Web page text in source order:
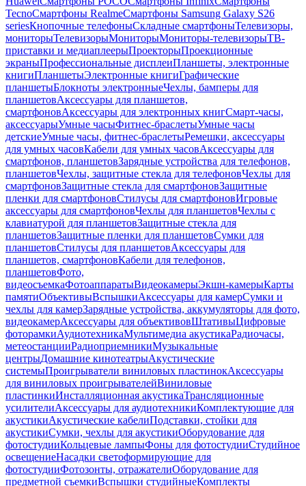
TecnoСмартфоны RealmeСмартфоны Samsung Galaxy S26
seriesКнопочные телефоныСкладные смартфоныТелевизоры,
мониторыТелевизорыМониторыМониторы-телевизорыТВ-
приставки и медиаплеерыПроекторыПроекционные
экраныПрофессиональные дисплеиПланшеты, электронные
книгиПланшетыЭлектронные книгиГрафические
планшетыБлокноты электронныеЧехлы, бамперы для
планшетовАксессуары для планшетов,
смартфоновАксессуары для электронных книгСмарт-часы,
аксессуарыУмные часыФитнес-браслетыУмные часы
детскиеУмные часы, фитнес-браслетыРемешки, аксессуары
для умных часовКабели для умных часовАксессуары для
смартфонов, планшетовЗарядные устройства для телефонов,
планшетовЧехлы, защитные стекла для телефоновЧехлы для
смартфоновЗащитные стекла для смартфоновЗащитные
пленки для смартфоновСтилусы для смартфоновИгровые
аксессуары для смартфоновЧехлы для планшетовЧехлы с
клавиатурой для планшетовЗащитные стекла для
планшетовЗащитные пленки для планшетовСумки для
планшетовСтилусы для планшетовАксессуары для
планшетов, смартфоновКабели для телефонов,
планшетовФото,
видеосъемкаФотоаппаратыВидеокамерыЭкшн-камерыКарты
памятиОбъективыВспышкиАксессуары для камерСумки и
чехлы для камерЗарядные устройства, аккумуляторы для фото,
видеокамерАксессуары для объективовШтативыЦифровые
фоторамкиАудиотехникаМультимедиа акустикаРадиочасы,
метеостанцииРадиоприемникиМузыкальные
центрыДомашние кинотеатрыАкустические
системыПроигрыватели виниловых пластинокАксессуары
для виниловых проигрывателейВиниловые
пластинкиИнсталляционная акустикаТрансляционные
усилителиАксессуары для аудиотехникиКомплектующие для
акустикиАкустические кабелиПодставки, стойки для
акустикиСумки, чехлы для акустикиОборудование для
фотостудииКольцевые лампыФоны для фотостудииСтудийное
освещениеНасадки светоформирующие для
фотостудииФотозонты, отражателиОборудование для
предметной съемкиВспышки студийныеКомплекты